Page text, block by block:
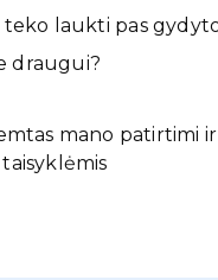
teko laukti pas
draugui?
mano patirtimi ir